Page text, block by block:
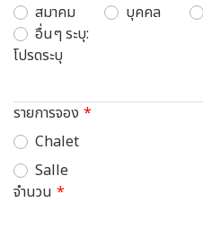
สมาคม
บุคคล
อื่นๆ ระบุ:
โปรดระบุ
รายการจอง
Chalet
Salle
จำนวน